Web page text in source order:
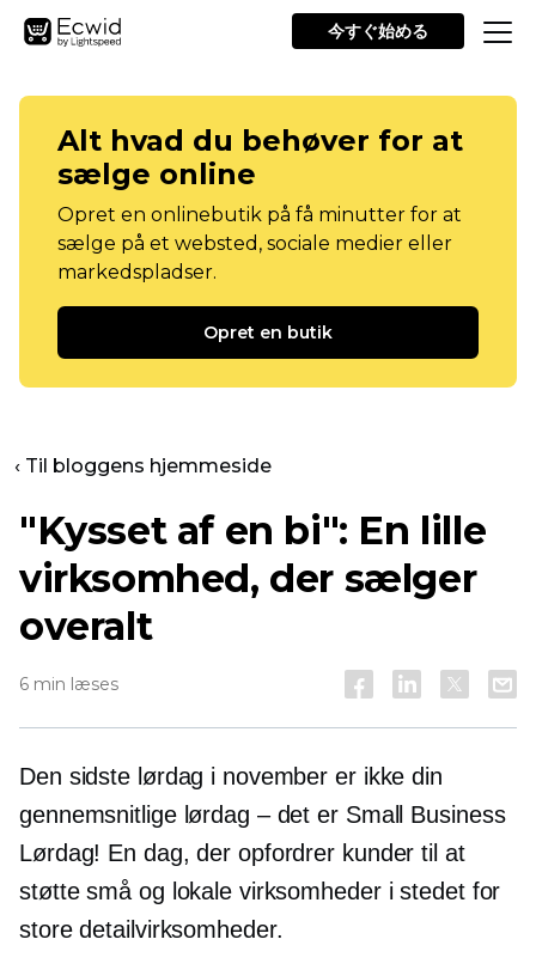
今すぐ始める
Alt hvad du behøver for at
sælge online
Opret en onlinebutik på få minutter for at
sælge på et websted, sociale medier eller
markedspladser.
Opret en butik
‹ Til bloggens hjemmeside
"Kysset af en bi": En lille
virksomhed, der sælger
overalt
6 min læses
Den sidste lørdag i november er ikke din
gennemsnitlige lørdag – det er Small Business
Lørdag! En dag, der opfordrer kunder til at
støtte små og lokale virksomheder i stedet for
store detailvirksomheder.